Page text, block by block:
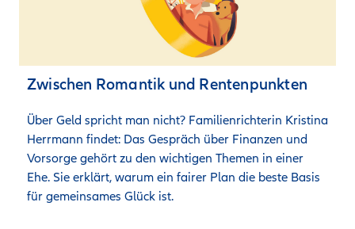
Zwischen Romantik und Rentenpunkten
Über Geld spricht man nicht? Familienrichterin Kristina
Herrmann findet: Das Gespräch über Finanzen und
Vorsorge gehört zu den wichtigen Themen in einer
Ehe. Sie erklärt, warum ein fairer Plan die beste Basis
für gemeinsames Glück ist.